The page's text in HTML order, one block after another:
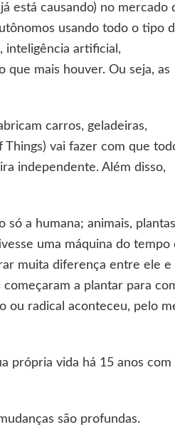
está causando) no mercado
usando todo o tipo
inteligência artificial,
que mais houver. Ou seja, as
carros, geladeiras,
vai fazer com que
independente. Além disso,
a humana; animais,
uma máquina do tempo
muita diferença entre ele e
a plantar para
ou radical aconteceu, pelo
própria vida há 15 anos com
são profundas.